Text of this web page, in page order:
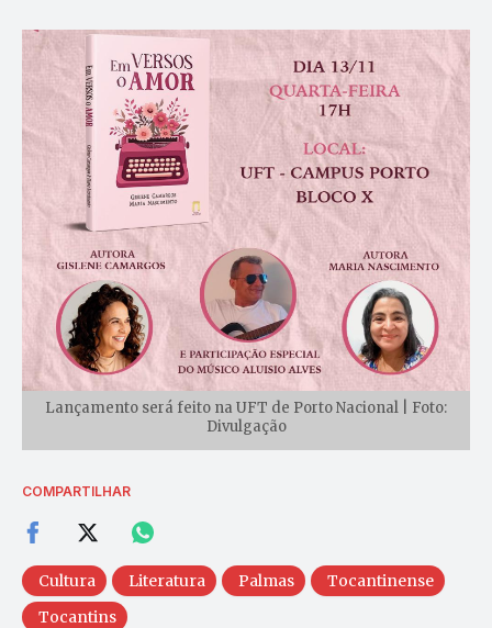
Lançamento será feito na UFT de Porto Nacional | Foto:
Divulgação
COMPARTILHAR
Cultura Literatura Palmas
Tocantinense
Tocantins